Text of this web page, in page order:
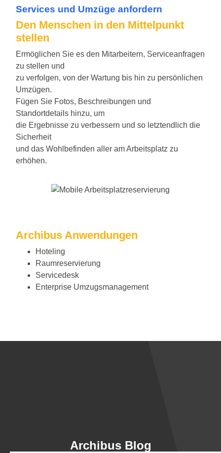
Services und Umzüge anfordern
Den Menschen in den Mittelpunkt
stellen
Ermöglichen Sie es den Mitarbeitern, Serviceanfragen
zu stellen und
zu verfolgen, von der Wartung bis hin zu persönlichen
Umzügen.
Fügen Sie Fotos, Beschreibungen und
Standortdetails hinzu, um
die Ergebnisse zu verbessern und so letztendlich die
Sicherheit
und das Wohlbefinden aller am Arbeitsplatz zu
erhöhen.
Archibus Anwendungen
Hoteling
Raumreservierung
Servicedesk
Enterprise Umzugsmanagement
Archibus Blog